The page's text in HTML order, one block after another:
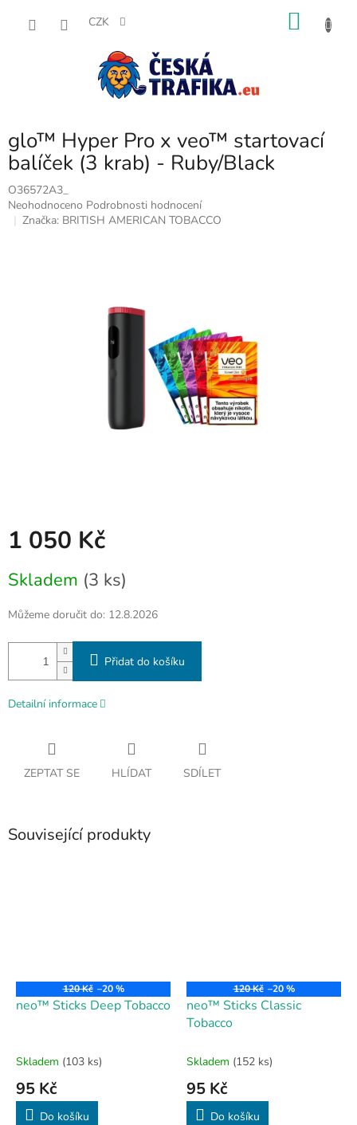
CZK
glo™ Hyper Pro x veo™ startovací
balíček (3 krab) - Ruby/Black
O36572A3_
Průměrné
hodnocení
Neohodnoceno Podrobnosti hodnocení
Značka: BRITISH AMERICAN TOBACCO
1 050 Kč
cena:
Skladem (3 ks)
Můžeme doručit do: 12.8.2026
Přidat do košíku
Detailní informace
ZEPTAT SE HLÍDAT SDÍLET
Související produkty
120 Kč –20 %
neo™ Sticks Deep Tobacco
Skladem (103 ks)
95 Kč
Do košíku
120 Kč –20 %
neo™ Sticks Classic
Tobacco
Skladem (152 ks)
95 Kč
Do košíku